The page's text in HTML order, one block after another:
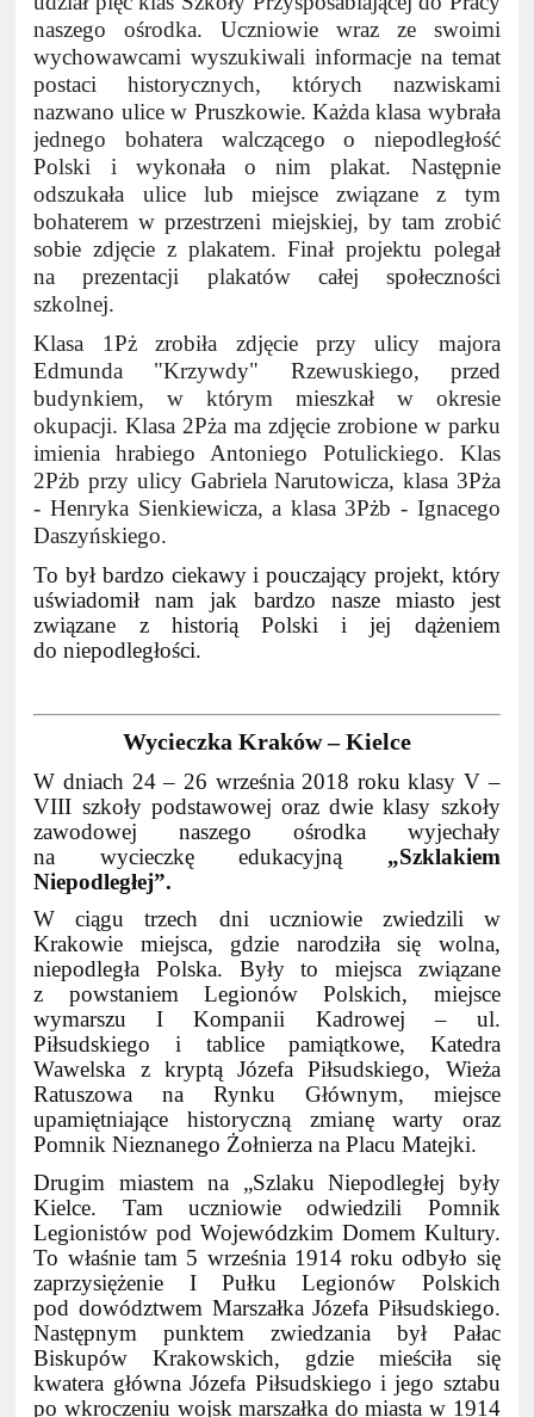
naszego ośrodka. Uczniowie wraz ze swoimi
wychowawcami wyszukiwali informacje na temat
postaci historycznych, których nazwiskami
nazwano ulice w Pruszkowie. Każda klasa wybrała
jednego bohatera walczącego o niepodległość
Polski i wykonała o nim plakat. Następnie
odszukała ulice lub miejsce związane z tym
bohaterem w przestrzeni miejskiej, by tam zrobić
sobie zdjęcie z plakatem. Finał projektu polegał
na prezentacji plakatów całej społeczności
szkolnej.
Klasa 1Pż zrobiła zdjęcie przy ulicy majora
Edmunda "Krzywdy" Rzewuskiego, przed
budynkiem, w którym mieszkał w okresie
okupacji. Klasa 2Pża ma zdjęcie zrobione w parku
imienia hrabiego Antoniego Potulickiego. Klas
2Pżb przy ulicy Gabriela Narutowicza, klasa 3Pża
- Henryka Sienkiewicza, a klasa 3Pżb - Ignacego
Daszyńskiego.
To był bardzo ciekawy i pouczający projekt, który
uświadomił nam jak bardzo nasze miasto jest
związane z historią Polski i jej dążeniem
do niepodległości.
Wycieczka Kraków – Kielce
W dniach 24 – 26 września 2018 roku klasy V –
VIII szkoły podstawowej oraz dwie klasy szkoły
zawodowej naszego ośrodka wyjechały
na wycieczkę edukacyjną „Szklakiem
Niepodległej”.
W ciągu trzech dni uczniowie zwiedzili w
Krakowie miejsca, gdzie narodziła się wolna,
niepodległa Polska. Były to miejsca związane
z powstaniem Legionów Polskich, miejsce
wymarszu I Kompanii Kadrowej – ul.
Piłsudskiego i tablice pamiątkowe, Katedra
Wawelska z kryptą Józefa Piłsudskiego, Wieża
Ratuszowa na Rynku Głównym, miejsce
upamiętniające historyczną zmianę warty oraz
Pomnik Nieznanego Żołnierza na Placu Matejki.
Drugim miastem na „Szlaku Niepodległej były
Kielce. Tam uczniowie odwiedzili Pomnik
Legionistów pod Wojewódzkim Domem Kultury.
To właśnie tam 5 września 1914 roku odbyło się
zaprzysiężenie I Pułku Legionów Polskich
pod dowództwem Marszałka Józefa Piłsudskiego.
Następnym punktem zwiedzania był Pałac
Biskupów Krakowskich, gdzie mieściła się
kwatera główna Józefa Piłsudskiego i jego sztabu
po wkroczeniu wojsk marszałka do miasta w 1914